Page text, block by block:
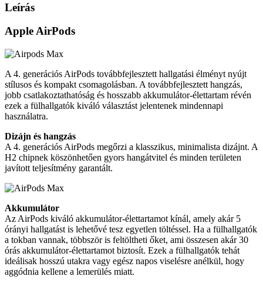
Leírás
Apple AirPods
A 4. generációs AirPods továbbfejlesztett hallgatási élményt nyújt
stílusos és kompakt csomagolásban. A továbbfejlesztett hangzás,
jobb csatlakoztathatóság és hosszabb akkumulátor-élettartam révén
ezek a fülhallgatók kiváló választást jelentenek mindennapi
használatra.
Dizájn és hangzás
A 4. generációs AirPods megőrzi a klasszikus, minimalista dizájnt. A
H2 chipnek köszönhetően gyors hangátvitel és minden területen
javított teljesítmény garantált.
Akkumulátor
Az AirPods kiváló akkumulátor-élettartamot kínál, amely akár 5
órányi hallgatást is lehetővé tesz egyetlen töltéssel. Ha a fülhallgatók
a tokban vannak, többször is feltöltheti őket, ami összesen akár 30
órás akkumulátor-élettartamot biztosít. Ezek a fülhallgatók tehát
ideálisak hosszú utakra vagy egész napos viselésre anélkül, hogy
aggódnia kellene a lemerülés miatt.